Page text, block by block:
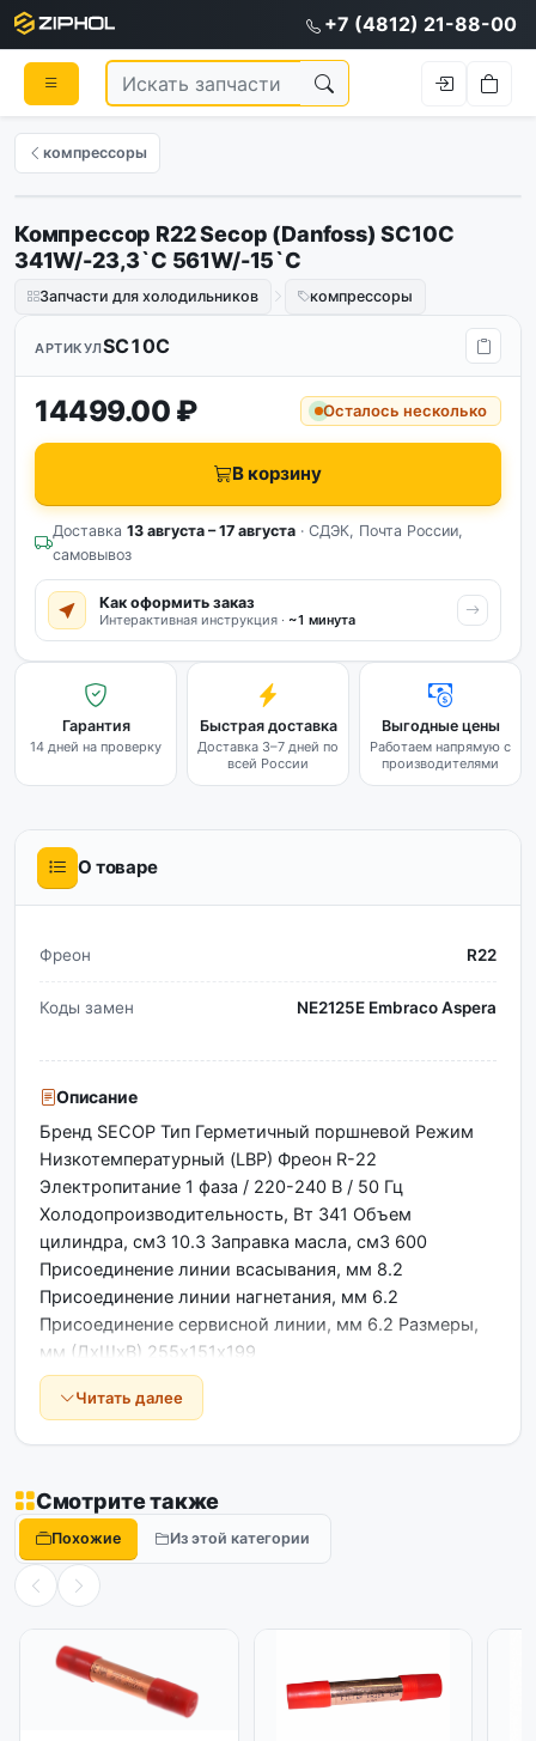
+7 (4812) 21-88-00
компрессоры
Компрессор R22 Secop (Danfoss) SC10C
341W/-23,3`C 561W/-15`C
Запчасти для холодильников компрессоры
АРТИКУЛSC10C
14499.00 ₽ Осталось несколько
В корзину
Доставка 13 августа – 17 августа · СДЭК, Почта России,
самовывоз
Как оформить заказ
Интерактивная инструкция · ~1 минута
Гарантия
14 дней на проверку
Быстрая доставка
Доставка 3–7 дней по
всей России
Выгодные цены
Работаем напрямую с
производителями
О товаре
Фреон R22
Коды замен NE2125E Embraco Aspera
Описание
Бренд SECOP Тип Герметичный поршневой Режим
Низкотемпературный (LBP) Фреон R-22
Электропитание 1 фаза / 220-240 В / 50 Гц
Холодопроизводительность, Вт 341 Объем
цилиндра, см3 10.3 Заправка масла, см3 600
Присоединение линии всасывания, мм 8.2
Присоединение линии нагнетания, мм 6.2
Присоединение сервисной линии, мм 6.2 Размеры,
мм (ДхШхВ) 255х151х199
Холодопроизводительность, Вт (Тк.=45°C,
Тo=-15°C) 561 Холодопроизводительность, Вт
Читать далее
Смотрите также
Похожие Из этой категории